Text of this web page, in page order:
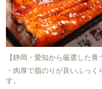
【静岡・愛知から厳選した青
・肉厚で脂のりが良いふっ
す。